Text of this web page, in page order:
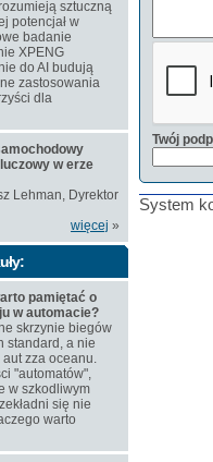
Twój
System
sztuczną
potencjał w
badanie
XPENG
do AI budują
zastosowania
dla
w erze
Lehman, Dyrektor
więcej »
pamiętać o
w automacie?
skrzynie biegów
standard, a nie
zza oceanu.
"automatów",
w szkodliwym
się nie
warto